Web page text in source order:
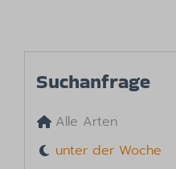
Suchanfrage
Alle Arten
unter der Woche